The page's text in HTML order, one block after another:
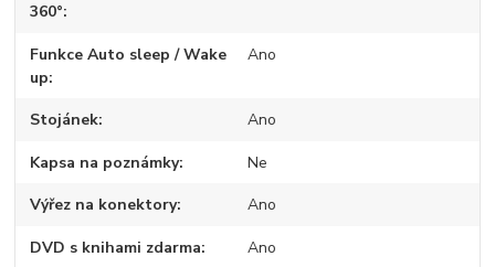
360°
Funkce Auto sleep / Wake
up
Ano
Stojánek Ano
Kapsa na poznámky Ne
Výřez na konektory Ano
DVD s knihami zdarma Ano